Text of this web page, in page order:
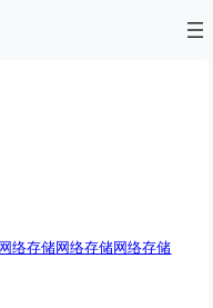
网络存储网络存储网络存储